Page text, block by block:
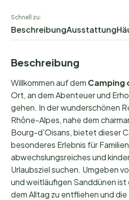
Schnell zu:
BeschreibungAusstattung
Beschreibung
Willkommen auf dem Camping
Ort, an dem Abenteuer und
gehen. In der wunderschönen
Rhône-Alpes, nahe dem
Bourg-d'Oisans, bietet dieser
besonderes Erlebnis für
abwechslungsreiches und
Urlaubsziel suchen. Umgeben
und weitläufigen Sanddünen ist
dem Alltag zu entfliehen und